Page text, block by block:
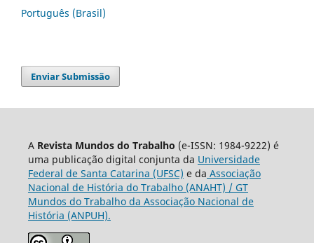
Português (Brasil)
Enviar Submissão
A Revista Mundos do Trabalho (e-ISSN: 1984-9222) é
uma publicação digital conjunta da Universidade
Federal de Santa Catarina (UFSC) e da Associação
Nacional de História do Trabalho (ANAHT) / GT
Mundos do Trabalho da Associação Nacional de
História (ANPUH).